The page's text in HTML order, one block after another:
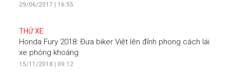
29/06/2017 | 16:55
THỬ XE
Honda Fury 2018: Đưa biker Việt lên đỉnh phong cách lái
xe phóng khoáng
15/11/2018 | 09:12